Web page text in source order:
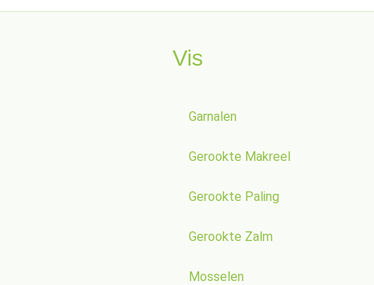
Vis
Garnalen
Gerookte Makreel
Gerookte Paling
Gerookte Zalm
Mosselen